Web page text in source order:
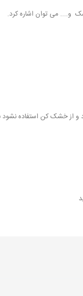
و.... می توان اشاره کرد.
از خشک کن استفاده نشود